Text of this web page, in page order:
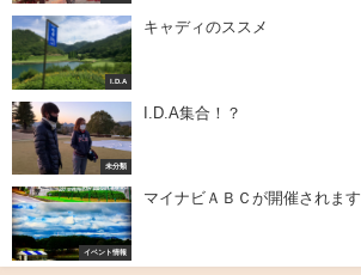
I.D.A
キャディのススメ
未分類
I.D.A集合！？
イベント情報
マイナビＡＢＣが開催されます